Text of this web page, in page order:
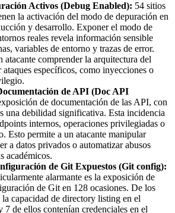
Activos (Debug Enabled): 54 sitios
la activación del modo de depuración en
y desarrollo. Exponer el modo de
reales revela información sensible
variables de entorno y trazas de error.
atacante comprender la arquitectura del
ataques específicos, como inyecciones o
de API (Doc API
de documentación de las API, con
una debilidad significativa. Esta incidencia
internos, operaciones privilegiadas o
Esto permite a un atacante manipular
a datos privados o automatizar abusos
académicos.
de Git Expuestos (Git config):
alarmante es la exposición de
de Git en 128 ocasiones. De los
la capacidad de directory listing en el
7 de ellos contenían credenciales en el